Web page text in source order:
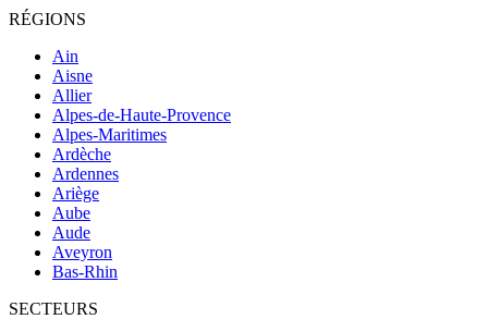
RÉGIONS
Ain
Aisne
Allier
Alpes-de-Haute-Provence
Alpes-Maritimes
Ardèche
Ardennes
Ariège
Aube
Aude
Aveyron
Bas-Rhin
SECTEURS